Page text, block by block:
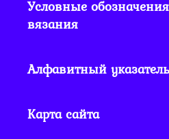
Условные
вязания
Алфавитный указатель
Карта сайта